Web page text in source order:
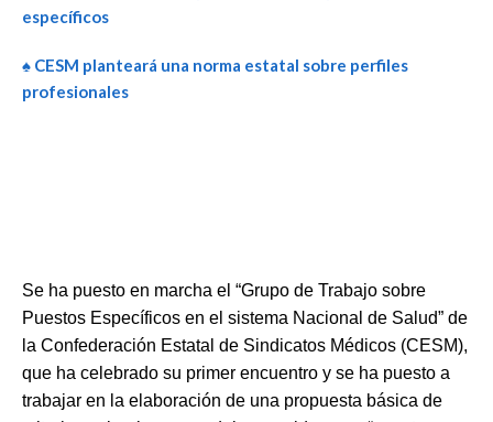
específicos
♠ CESM planteará una norma estatal sobre perfiles
profesionales
Se ha puesto en marcha el “Grupo de Trabajo sobre
Puestos Específicos en el sistema Nacional de Salud” de
la Confederación Estatal de Sindicatos Médicos (CESM),
que ha celebrado su primer encuentro y se ha puesto a
trabajar en la elaboración de una propuesta básica de